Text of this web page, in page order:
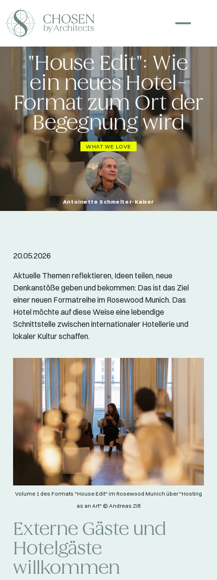
"House Edit": Wie
ein neues Hotel-
Format zum Ort der
Begegnung wird
WHAT WE LOVE
Antoinette Schmelter-Kaiser
20.05.2026
Aktuelle Themen reflektieren, Ideen teilen, neue
Denkanstöße geben und bekommen: Das ist das Ziel
einer neuen Formatreihe im Rosewood Munich. Das
Hotel möchte auf diese Weise eine lebendige
Schnittstelle zwischen internationaler Hotellerie und
lokaler Kultur schaffen.
Volume 1 des Formats "House Edit" im Rosewood Munich über "Hosting
as an Art" © Andreas Zitt
Externe Gäste und
Hotelgäste
willkommen